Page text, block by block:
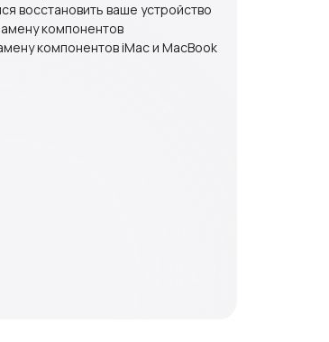
восстановить ваше устройство
компонентов
компонентов iMac и MacBook